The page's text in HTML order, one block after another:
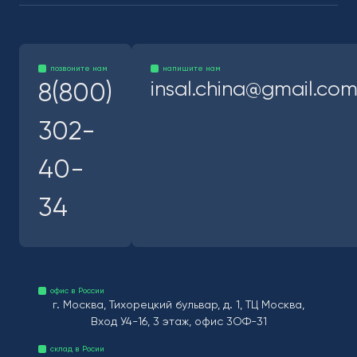
позвоните нам
8(800)
302-
40-
34
напишите нам
insal.china@gmail.com
офис в России
г. Москва, Тихорецкий бульвар, д. 1, ТЦ Москва,
Вход У4-16, 3 этаж, офис 3ОФ-31
склад в Росии